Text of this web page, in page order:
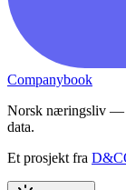
Companybook
Norsk næringsliv —
data.
Et prosjekt fra